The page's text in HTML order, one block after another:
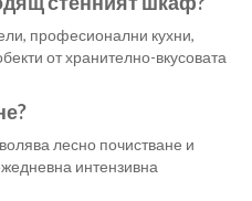
професионални кухни,
от хранително-вкусовата
лесно почистване и
интензивна